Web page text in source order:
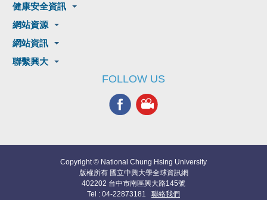
健康安全資訊
網站資源
網站資訊
聯繫興大
FOLLOW US
Copyright © National Chung Hsing University
版權所有 國立中興大學全球資訊網
402202 台中市南區興大路145號
Tel : 04-22873181 聯絡我們